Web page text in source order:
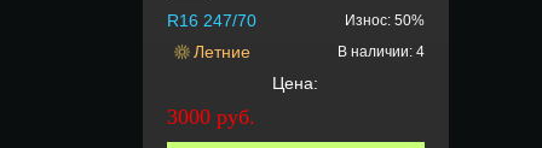
R16 247/70 Износ: 50%
Летние В наличии: 4
Цена:
3000 руб.